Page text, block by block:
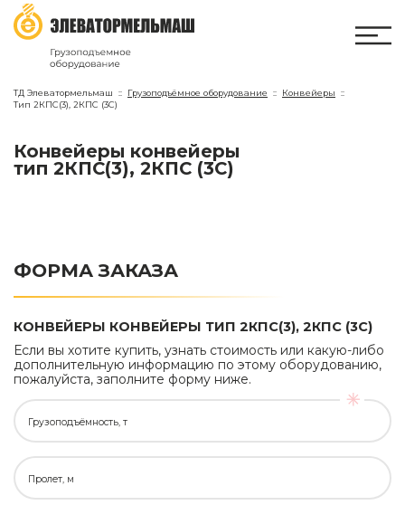
ТД Элеватормельмаш Грузоподъёмное оборудование
Конвейеры
Тип 2КПС(3), 2КПС (3С)
Конвейеры конвейеры
Тип 2КПС(3), 2КПС (3С)
ФОРМА ЗАКАЗА
КОНВЕЙЕРЫ КОНВЕЙЕРЫ ТИП 2КПС(3), 2КПС (3С)
Если вы хотите купить, узнать стоимость или какую-либо
дополнительную информацию по этому оборудованию,
пожалуйста, заполните форму ниже.
Грузоподъёмность, т
Пролет, м